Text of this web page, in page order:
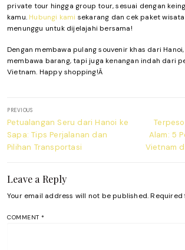
private tour hingga group tour, sesuai dengan
kamu. Hubungi kami sekarang dan cek paket
menunggu untuk dijelajahi bersama!
Dengan membawa pulang souvenir khas dari
membawa barang, tapi juga kenangan indah dari
Vietnam. Happy shopping!Â
navigation
PREVIOUS
Previous
post:
Petualangan Seru dari Hanoi ke
Sapa: Tips Perjalanan dan
Pilihan Transportasi
Next
post:
Alam: 5
Vietnam
Leave a Reply
Your email address will not be published. Required
COMMENT *